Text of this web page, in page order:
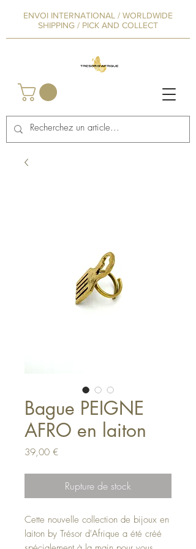
ENVOI INTERNATIONAL / WORLDWIDE
SHIPPING / PICK AND COLLECT
Bague PEIGNE
AFRO en laiton
39,00 €Prix
Rupture de stock
Cette nouvelle collection de bijoux en
laiton by Trésor d'Afrique a été créé